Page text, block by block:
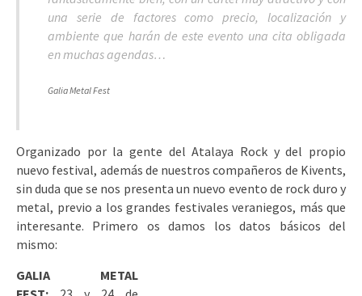
una serie de factores como precio, localización y
ambiente que harán de este evento una cita obligada
en muchas agendas…
Galia Metal Fest
Organizado por la gente del Atalaya Rock y del propio
nuevo festival, además de nuestros compañeros de Kivents,
sin duda que se nos presenta un nuevo evento de rock duro y
metal, previo a los grandes festivales veraniegos, más que
interesante. Primero os damos los datos básicos del
mismo:
GALIA METAL